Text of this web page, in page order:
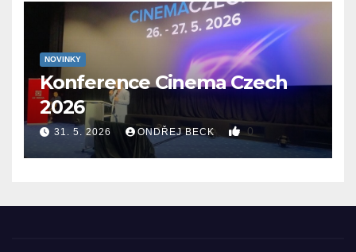
NOVINKY
Konference Cinema Czech
2026
31. 5. 2026 ONDŘEJ BECK 0